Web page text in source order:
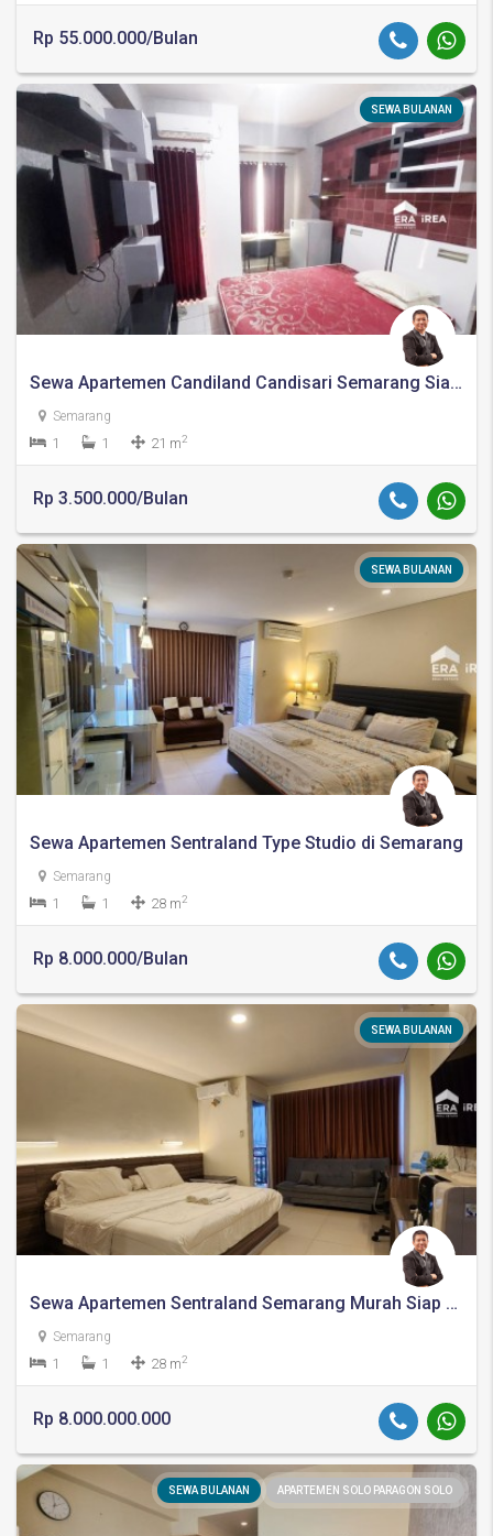
Rp 55.000.000/Bulan
SEWA BULANAN
Sewa Apartemen Candiland Candisari Semarang Siap Huni
Semarang
1 1 21 m2
Rp 3.500.000/Bulan
SEWA BULANAN
Sewa Apartemen Sentraland Type Studio di Semarang
Semarang
1 1 28 m2
Rp 8.000.000/Bulan
SEWA BULANAN
Sewa Apartemen Sentraland Semarang Murah Siap Huni
Semarang
1 1 28 m2
Rp 8.000.000.000
SEWA BULANAN APARTEMEN SOLO PARAGON SOLO